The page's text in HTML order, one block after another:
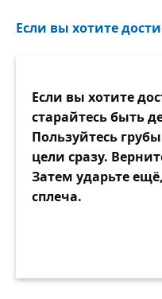
Если вы хотите
Если вы хотите
старайтесь быть
Пользуйтесь
цели сразу.
Затем ударьте
сплеча.